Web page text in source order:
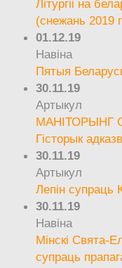
Літургіі на
(снежань 2019
01.12.19
Навіна
Пятыя
30.11.19
Артыкул
МАНІТОРЫНГ
Гісторык
30.11.19
Артыкул
Лепін супраць
30.11.19
Навіна
Мінскі Свята-
супраць